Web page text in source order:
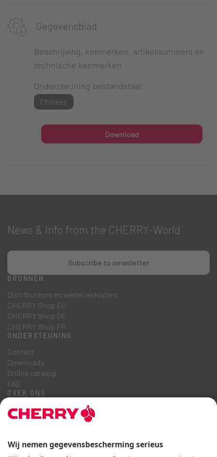
Gegevensblad
Beschrijving, kenmerken, artikelnummers en
technische kenmerken
Ondersteuning bestandstaal:
Chinees
Download
News & Info from the CHERRY-World
Subscribe to newsletter
BRONNEN
Distributeurs en wederverkopers
CHERRY Shop EU
CHERRY Shop DE
CHERRY Shop FR
ONDERSTEUNING
Contact
Downloads
Online catalogi
FAQ
OVER ONS
Carrière
Investeerdersrelaties
Zakelijke gedragscode